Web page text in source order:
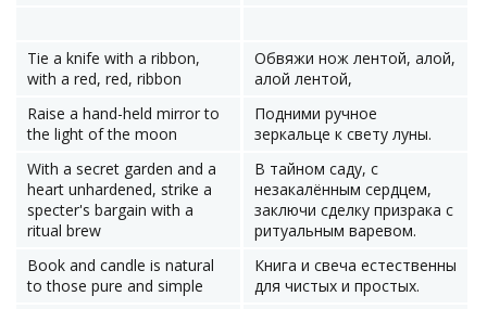
Tie a knife with a ribbon,
with a red, red, ribbon
Обвяжи нож лентой, алой,
алой лентой,
Raise a hand-held mirror to
the light of the moon
Подними ручное
зеркальце к свету луны.
With a secret garden and a
heart unhardened, strike a
specter's bargain with a
ritual brew
В тайном саду, с
незакалённым сердцем,
заключи сделку призрака с
ритуальным варевом.
Book and candle is natural
to those pure and simple
Книга и свеча естественны
для чистых и простых.